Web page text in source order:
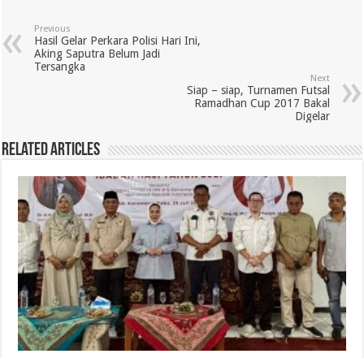
Previous
Hasil Gelar Perkara Polisi Hari Ini,
Aking Saputra Belum Jadi
Tersangka
Next
Siap – siap, Turnamen Futsal
Ramadhan Cup 2017 Bakal
Digelar
Related Articles